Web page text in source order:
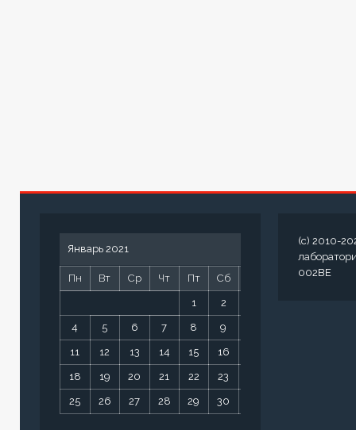
Январь 2021
Пн Вт Ср Чт Пт Сб
1 2
4 5 6 7 8 9
11 12 13 14 15 16
18 19 20 21 22 23
25 26 27 28 29 30
(c) 2010-
002BE